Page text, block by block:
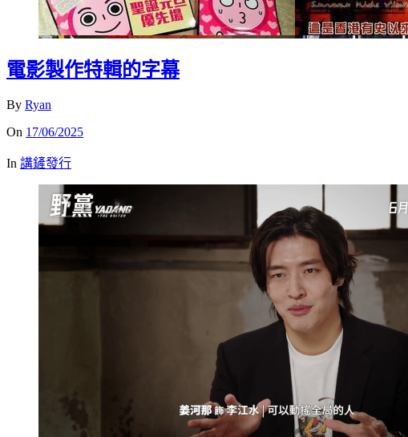
電影製作特輯的字幕
By Ryan
On 17/06/2025
In 講鏟發行